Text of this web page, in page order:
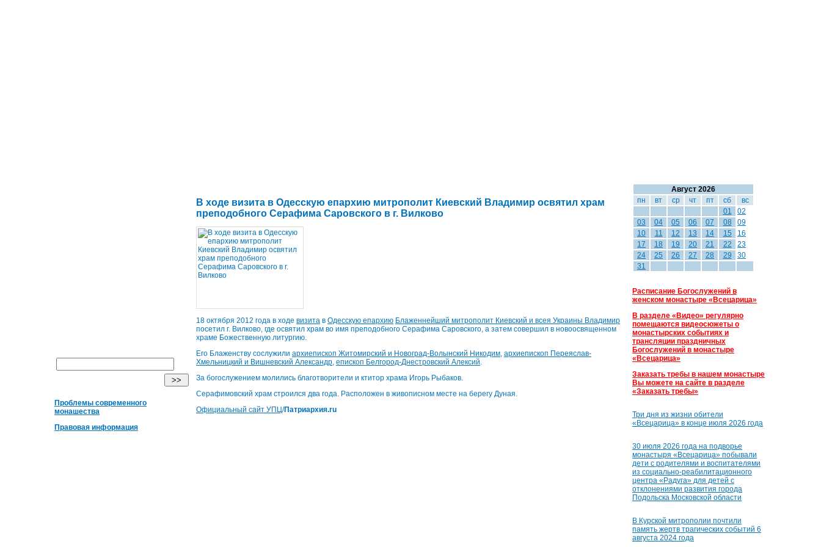
Проблемы современного
монашества
Правовая информация
В ходе визита в Одесскую епархию митрополит Киевский Владимир освятил храм
преподобного Серафима Саровского в г. Вилково
18 октября 2012 года в ходе визита в Одесскую епархию Блаженнейший митрополит Киевский и всея Украины Владимир
посетил г. Вилково, где освятил храм во имя преподобного Серафима Саровского, а затем совершил в новоосвященном
храме Божественную литургию.
Его Блаженству сослужили архиепископ Житомирский и Новоград-Волынский Никодим архиепископ Переяслав-
Хмельницкий и Вишневский Александр епископ Белгород-Днестровский Алексий
За богослужением молились благотворители и ктитор храма Игорь Рыбаков.
Серафимовский храм строился два года. Расположен в живописном месте на берегу Дуная.
Официальный сайт УПЦ/Патриархия.ru
Август 2026
пн
вт ср чт пт сб
вс
01
02
03
04 05 06 07 08
09
10
11 12 13 14 15
16
17
18 19 20 21 22
23
24
25 26 27 28 29
30
31
Расписание Богослужений в
женском монастыре «Всецарица»
В разделе «Видео» регулярно
помещаются видеосюжеты о
монастырских событиях и
трансляции праздничных
Богослужений в монастыре
«Всецарица»
Заказать требы в нашем монастыре
Вы можете на сайте в разделе
«Заказать требы»
Три дня из жизни обители
«Всецарица» в конце июля 2026 года
30 июля 2026 года на подворье
монастыря «Всецарица» побывали
дети с родителями и воспитателями
из социально-реабилитационного
центра «Радуга» для детей с
отклонениями развития города
Подольска Московской области
В Курской митрополии почтили
память жертв трагических событий 6
августа 2024 года